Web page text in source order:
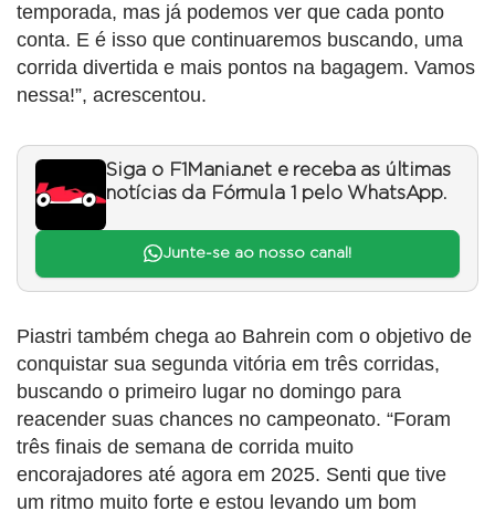
temporada, mas já podemos ver que cada ponto
conta. E é isso que continuaremos buscando, uma
corrida divertida e mais pontos na bagagem. Vamos
nessa!”, acrescentou.
Siga o F1Mania.net e receba as últimas
notícias da Fórmula 1 pelo WhatsApp.
Junte-se ao nosso canal!
Piastri também chega ao Bahrein com o objetivo de
conquistar sua segunda vitória em três corridas,
buscando o primeiro lugar no domingo para
reacender suas chances no campeonato. “Foram
três finais de semana de corrida muito
encorajadores até agora em 2025. Senti que tive
um ritmo muito forte e estou levando um bom